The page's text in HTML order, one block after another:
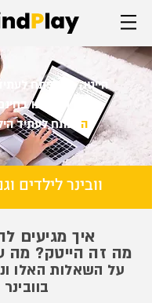
הייטק - המפתח
הצטרפו
ה מפתח לעתיד
וובינר לילדים
איך מגיעים
מה זה הייטק? מה
על השאלות האלו
בוובינר